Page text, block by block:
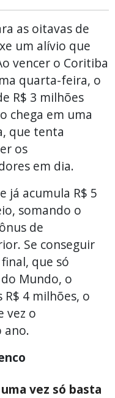
as oitavas de
um alívio que
vencer o Coritiba
quarta-feira, o
R$ 3 milhões
chega em uma
que tenta
os
em dia.
já acumula R$ 5
somando o
de
Se conseguir
que só
Mundo, o
4 milhões, o
vez o
ano.
vez só basta